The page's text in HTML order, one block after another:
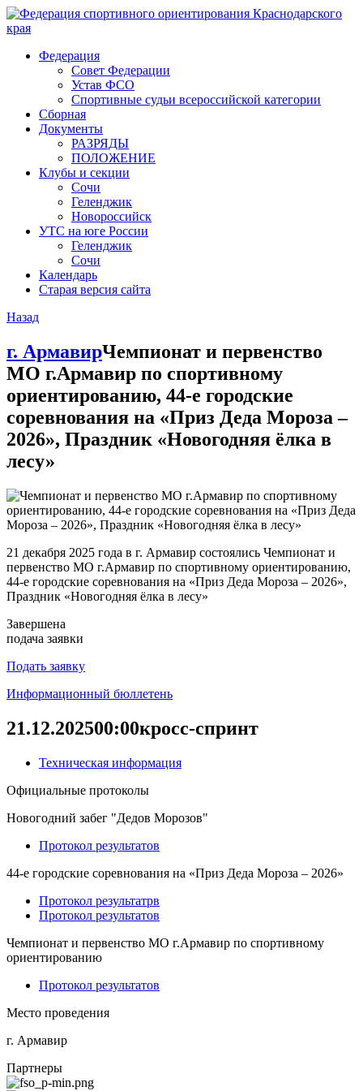
Федерация
Совет Федерации
Устав ФСО
Спортивные судьи всероссийской категории
Сборная
Документы
РАЗРЯДЫ
ПОЛОЖЕНИЕ
Клубы и секции
Сочи
Геленджик
Новороссийск
УТС на юге России
Геленджик
Сочи
Календарь
Старая версия сайта
Назад
г. АрмавирЧемпионат и первенство
МО г.Армавир по спортивному
ориентированию, 44-е городские
соревнования на «Приз Деда Мороза –
2026», Праздник «Новогодняя ёлка в
лесу»
21 декабря 2025 года в г. Армавир состоялись Чемпионат и
первенство МО г.Армавир по спортивному ориентированию,
44-е городские соревнования на «Приз Деда Мороза – 2026»,
Праздник «Новогодняя ёлка в лесу»
Завершена
подача заявки
Подать заявку
Информационный бюллетень
21.12.202500:00кросс-спринт
Техническая информация
Официальные протоколы
Новогодний забег "Дедов Морозов"
Протокол результатов
44-е городские соревнования на «Приз Деда Мороза – 2026»
Протокол результатрв
Протокол результатов
Чемпионат и первенство МО г.Армавир по спортивному
ориентированию
Протокол результатов
Место проведения
г. Армавир
Партнеры